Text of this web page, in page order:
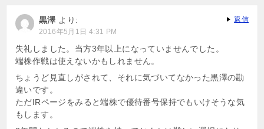
黒澤 より:
2016年5月1日 4:31 PM
失礼しました。当方3年以上になっていませんでした。
端株作戦は使えないかもしれません。
ちょうど見直しがされて、それに気づいてなかった黒澤の勘
違いです。
ただIRページをみると端株で優待番号保持でもいけそうな気
もします。
返信